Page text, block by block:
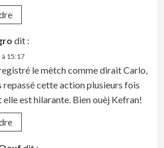
dit :
15:17
le mètch comme dirait Carlo,
repassé cette action plusieurs fois
est hilarante. Bien ouèj Kefran!